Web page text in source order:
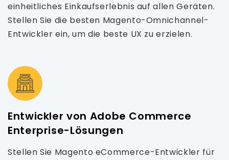
einheitliches Einkaufserlebnis auf allen Geräten.
Stellen Sie die besten Magento-Omnichannel-
Entwickler ein, um die beste UX zu erzielen.
Entwickler von Adobe Commerce
Enterprise-Lösungen
Stellen Sie Magento eCommerce-Entwickler für